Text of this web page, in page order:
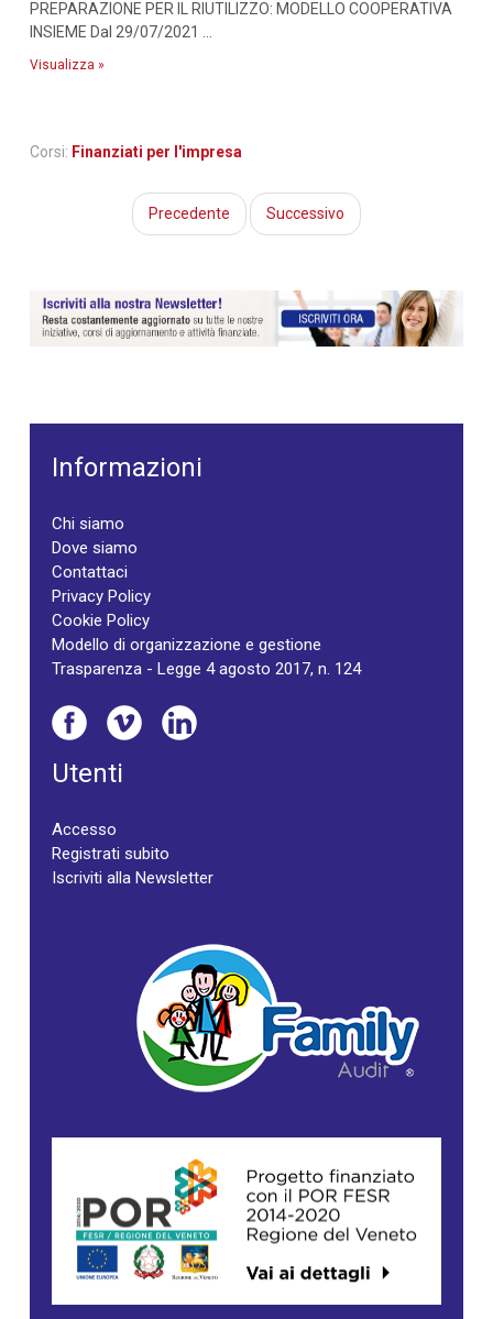
PREPARAZIONE PER IL RIUTILIZZO: MODELLO COOPERATIVA
INSIEME Dal 29/07/2021 ...
Visualizza »
Corsi: Finanziati per l'impresa
Precedente Successivo
Informazioni
Chi siamo
Dove siamo
Contattaci
Privacy Policy
Cookie Policy
Modello di organizzazione e gestione
Trasparenza - Legge 4 agosto 2017, n. 124
Utenti
Accesso
Registrati subito
Iscriviti alla Newsletter